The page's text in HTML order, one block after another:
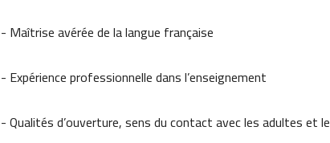
- Maîtrise avérée de la langue française
- Expérience professionnelle dans l’enseignement
- Qualités d’ouverture, sens du contact avec les adultes et